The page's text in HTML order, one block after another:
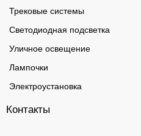
Трековые системы
Светодиодная подсветка
Уличное освещение
Лампочки
Электроустановка
Контакты